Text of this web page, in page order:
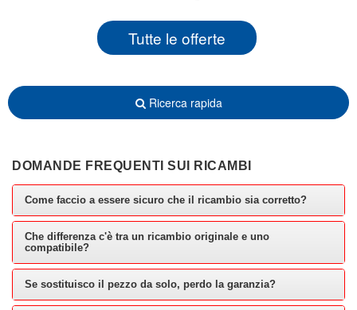
Tutte le offerte
Ricerca rapida
DOMANDE FREQUENTI SUI RICAMBI
Come faccio a essere sicuro che il ricambio sia corretto?
Che differenza c'è tra un ricambio originale e uno
compatibile?
Se sostituisco il pezzo da solo, perdo la garanzia?